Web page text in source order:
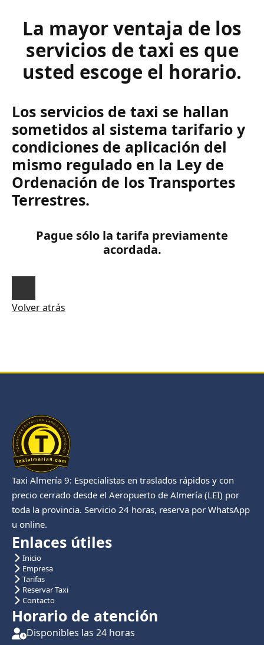
La mayor ventaja de los
servicios de taxi es que
usted escoge el horario.
Los servicios de taxi se hallan
sometidos al sistema tarifario y
condiciones de aplicación del
mismo regulado en la Ley de
Ordenación de los Transportes
Terrestres.
Pague sólo la tarifa previamente
acordada.
Volver atrás
Taxi Almería 9: Especialistas en traslados rápidos y con
precio cerrado desde el Aeropuerto de Almería (LEI) por
toda la provincia. Servicio 24 horas, reserva por WhatsApp
u online.
Enlaces útiles
Inicio
Empresa
Tarifas
Reservar Taxi
Contacto
Horario de atención
Disponibles las 24 horas